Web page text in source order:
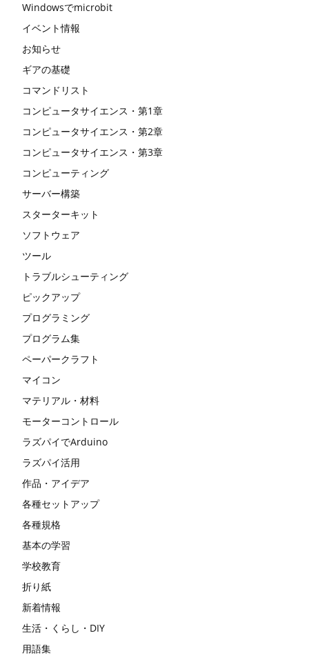
Windowsでmicrobit
イベント情報
お知らせ
ギアの基礎
コマンドリスト
コンピュータサイエンス・第1章
コンピュータサイエンス・第2章
コンピュータサイエンス・第3章
コンピューティング
サーバー構築
スターターキット
ソフトウェア
ツール
トラブルシューティング
ピックアップ
プログラミング
プログラム集
ペーパークラフト
マイコン
マテリアル・材料
モーターコントロール
ラズパイでArduino
ラズパイ活用
作品・アイデア
各種セットアップ
各種規格
基本の学習
学校教育
折り紙
新着情報
生活・くらし・DIY
用語集